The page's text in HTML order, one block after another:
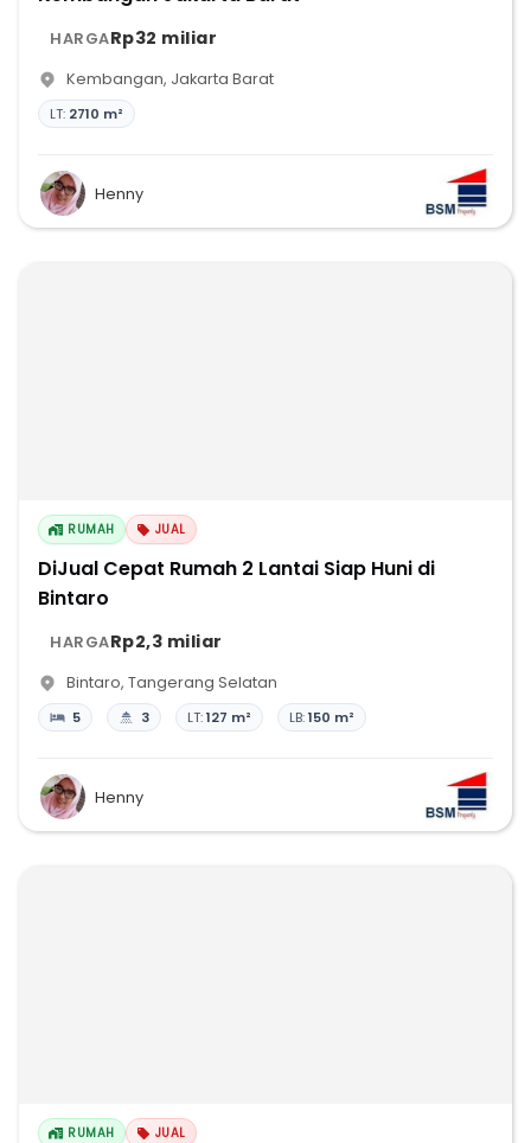
HARGARp32 miliar
Kembangan, Jakarta Barat
LT: 2710 m²
Henny
RUMAH JUAL
DiJual Cepat Rumah 2 Lantai Siap Huni di
Bintaro
HARGARp2,3 miliar
Bintaro, Tangerang Selatan
5 3 LT:127 m² LB:150 m²
Henny
RUMAH JUAL